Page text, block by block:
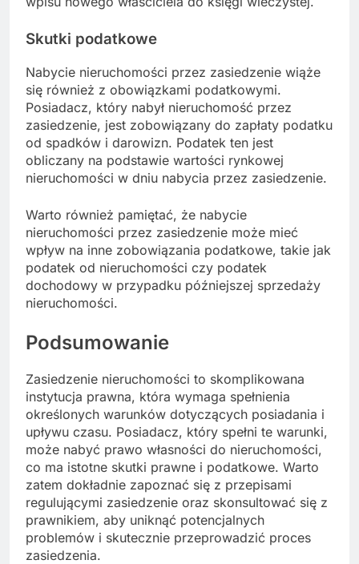
Skutki podatkowe
Nabycie nieruchomości przez zasiedzenie wiąże
się również z obowiązkami podatkowymi.
Posiadacz, który nabył nieruchomość przez
zasiedzenie, jest zobowiązany do zapłaty podatku
od spadków i darowizn. Podatek ten jest
obliczany na podstawie wartości rynkowej
nieruchomości w dniu nabycia przez zasiedzenie.
Warto również pamiętać, że nabycie
nieruchomości przez zasiedzenie może mieć
wpływ na inne zobowiązania podatkowe, takie jak
podatek od nieruchomości czy podatek
dochodowy w przypadku późniejszej sprzedaży
nieruchomości.
Podsumowanie
Zasiedzenie nieruchomości to skomplikowana
instytucja prawna, która wymaga spełnienia
określonych warunków dotyczących posiadania i
upływu czasu. Posiadacz, który spełni te warunki,
może nabyć prawo własności do nieruchomości,
co ma istotne skutki prawne i podatkowe. Warto
zatem dokładnie zapoznać się z przepisami
regulującymi zasiedzenie oraz skonsultować się z
prawnikiem, aby uniknąć potencjalnych
problemów i skutecznie przeprowadzić proces
zasiedzenia.